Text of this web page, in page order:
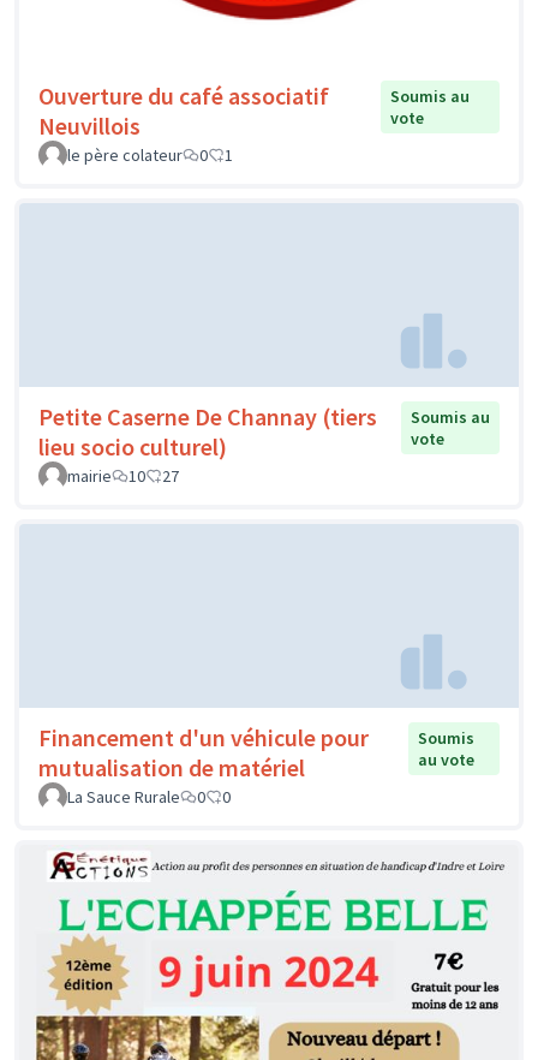
Ouverture du café associatif
Neuvillois
Soumis au
vote
le père colateur
0 1
Petite Caserne De Channay (tiers
lieu socio culturel)
Soumis au
vote
mairie
10 27
Financement d'un véhicule pour
mutualisation de matériel
Soumis
au vote
La Sauce Rurale
0 0